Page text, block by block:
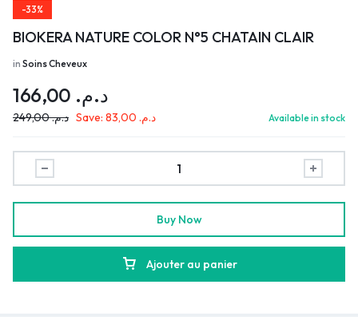
-33%
BIOKERA NATURE COLOR N°5 CHATAIN CLAIR
in Soins Cheveux
د.م.
د.م.249,00 Save: د.م. Available in stock
Ajouter au panier
Buy Now